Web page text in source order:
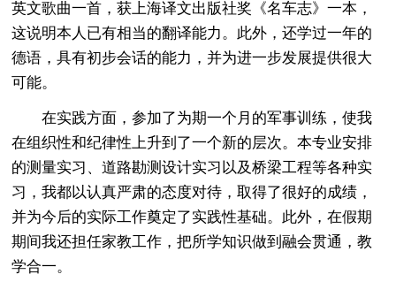
英文歌曲一首，获上海译文出版社奖《名车志》一本，
这说明本人已有相当的翻译能力。此外，还学过一年的
德语，具有初步会话的能力，并为进一步发展提供很大
可能。
在实践方面，参加了为期一个月的军事训练，使我
在组织性和纪律性上升到了一个新的层次。本专业安排
的测量实习、道路勘测设计实习以及桥梁工程等各种实
习，我都以认真严肃的态度对待，取得了很好的成绩，
并为今后的实际工作奠定了实践性基础。此外，在假期
期间我还担任家教工作，把所学知识做到融会贯通，教
学合一。